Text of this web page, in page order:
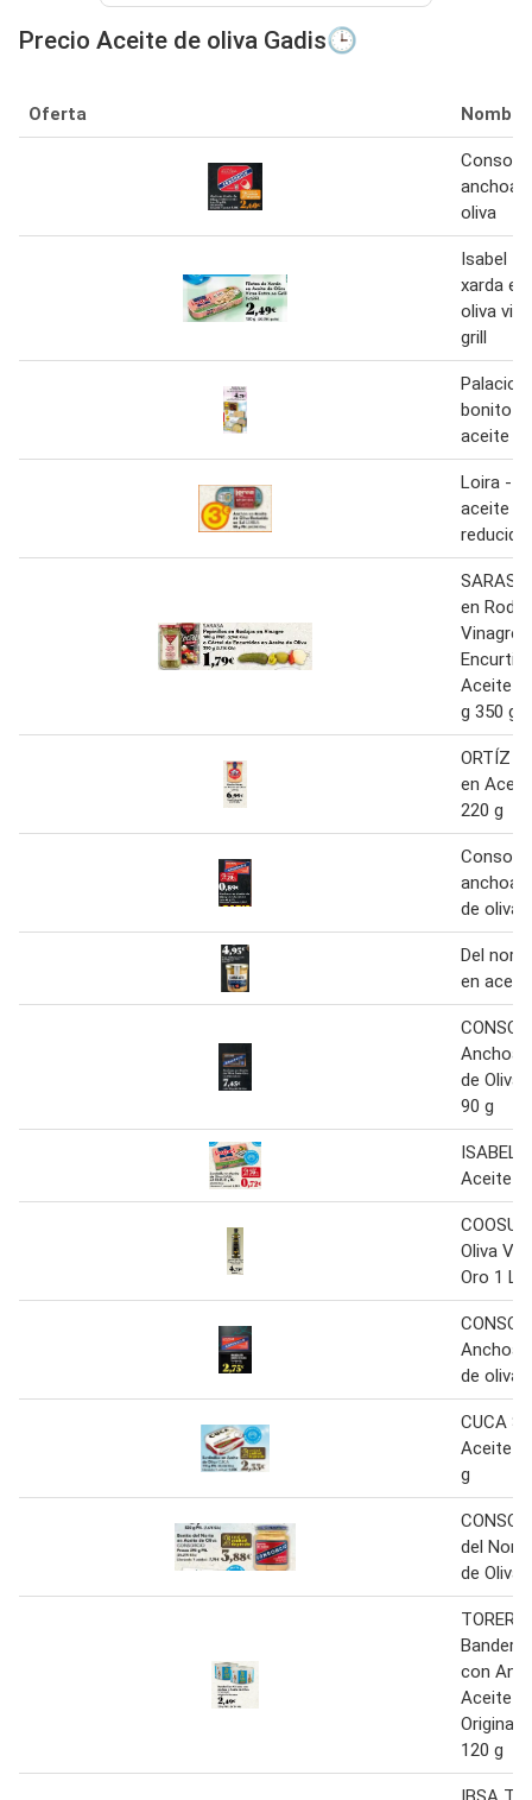
Precio Aceite de oliva Gadis🕒
Oferta Nombre
oliva
Isabel -
xarda
oliva
grill
Palacio
bonito
aceite
Loira -
aceite
reducida
en
Vinagre
Aceite
g 350 g
ORTÍZ
en
220 g
de oliva
Del
en
de Oliva
90 g
ISABEL
Aceite
Oliva
Oro 1 L
de oliva
CUCA
Aceite
g
del
de Oliva
con
Aceite
Original
120 g